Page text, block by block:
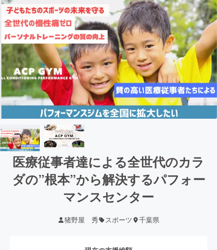
医療従事者達による全世代のカラ
ダの”根本”から解決するパフォー
マンスセンター
猪野屋 秀 スポーツ 千葉県